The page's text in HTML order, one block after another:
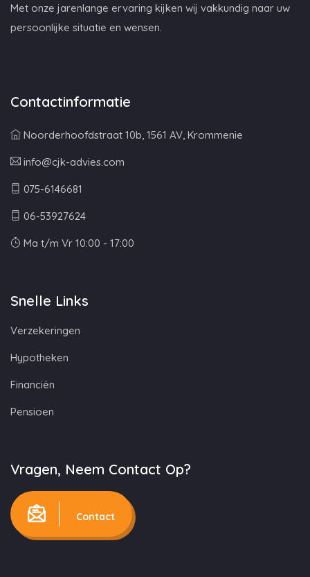
Met onze jarenlange ervaring kijken wij vakkundig naar uw
persoonlijke situatie en wensen.
Contactinformatie
Noorderhoofdstraat 10b, 1561 AV, Krommenie
info@cjk-advies.com
075-6146681
06-53927624
Ma t/m Vr 10:00 - 17:00
Snelle Links
Verzekeringen
Hypotheken
Financiën
Pensioen
Vragen, Neem Contact Op?
Contact